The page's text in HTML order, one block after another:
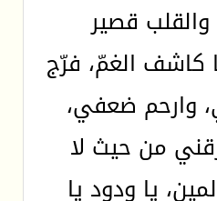
والقلب قصير
كاشف الغمّ، فرّج
وارحم ضعفي،
من حيث لا
يا ودود يا